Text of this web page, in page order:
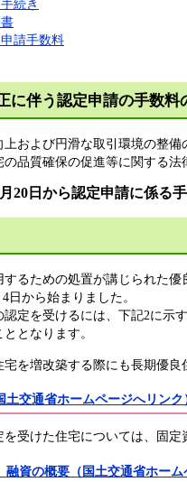
続き
請手数料
に伴う認定申請の手数料
および円滑な取引環境の整
品質確保の促進等に関する法
20日から認定申請に係る
るための処置が講じられた
日から始まりました。
定を受けるには、下記2に示
となります。
を増改築する際にも長期優良
交通省ホームページへリンク
受けた住宅については、固定
資の概要（国土交通省ホーム